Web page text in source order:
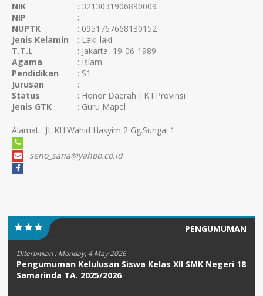
NIK
: 3213031906890009
NIP
:
NUPTK
: 0951767668130152
Jenis Kelamin
: Laki-laki
T.T.L
: Jakarta, 19-06-1989
Agama
: Islam
Pendidikan
: S1
Jurusan
:
Status
: Honor Daerah TK.I Provinsi
Jenis GTK
: Guru Mapel
Alamat : JL.KH.Wahid Hasyim 2 Gg.Sungai 1
seno_sana@yahoo.co.id
PENGUMUMAN
Diterbitkan :Monday, 4 May 2026
Pengumuman Kelulusan Siswa Kelas XII SMK Negeri 18
Samarinda TA. 2025/2026